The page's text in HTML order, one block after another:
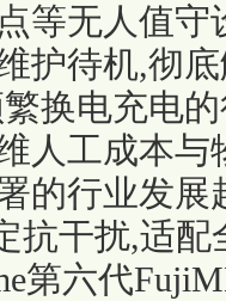
等无人值
护待机,彻
换电充电
人工成本
的行业发展
抗干扰,适
第六代